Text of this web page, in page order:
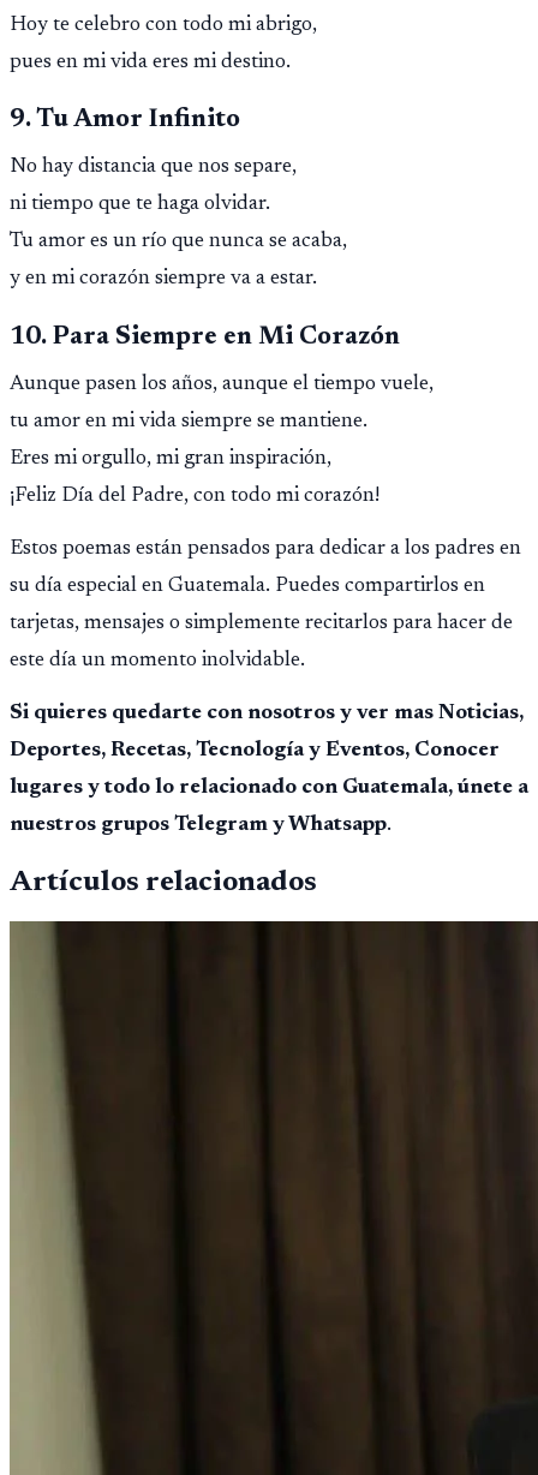
Hoy te celebro con todo mi abrigo,
pues en mi vida eres mi destino.
9. Tu Amor Infinito
No hay distancia que nos separe,
ni tiempo que te haga olvidar.
Tu amor es un río que nunca se acaba,
y en mi corazón siempre va a estar.
10. Para Siempre en Mi Corazón
Aunque pasen los años, aunque el tiempo vuele,
tu amor en mi vida siempre se mantiene.
Eres mi orgullo, mi gran inspiración,
¡Feliz Día del Padre, con todo mi corazón!
Estos poemas están pensados para dedicar a los padres en
su día especial en Guatemala. Puedes compartirlos en
tarjetas, mensajes o simplemente recitarlos para hacer de
este día un momento inolvidable.
Si quieres quedarte con nosotros y ver mas Noticias,
Deportes, Recetas, Tecnología y Eventos, Conocer
lugares y todo lo relacionado con Guatemala, únete a
nuestros grupos Telegram y Whatsapp.
Artículos relacionados